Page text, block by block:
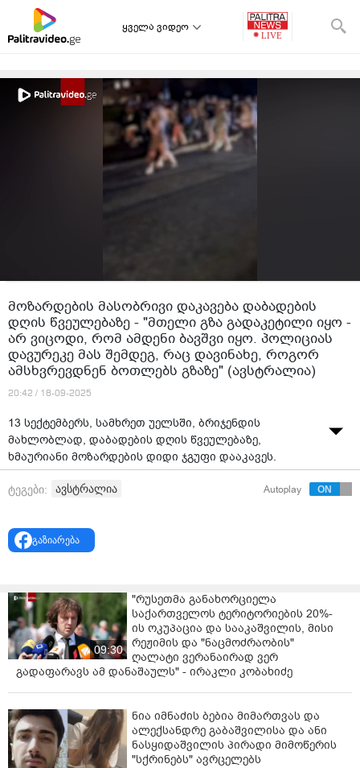
ყველა ვიდეო
მოზარდების მასობრივი დაკავება დაბადების
დღის წვეულებაზე - "მთელი გზა გადაკეტილი იყო -
არ ვიცოდი, რომ ამდენი ბავშვი იყო. პოლიციას
დავურეკე მას შემდეგ, რაც დავინახე, როგორ
ამსხვრევდნენ ბოთლებს გზაზე" (ავსტრალია)
20:42 / 18-09-2025
13 სექტემბერს, სამხრეთ უელსში, ბრიჯენდის
მახლობლად, დაბადების დღის წვეულებაზე,
ხმაურიანი მოზარდების დიდი ჯგუფი დააკავეს.
შაბათს ღამით, საცხოვრებელ სახლში 100-ზე მეტი
„ქუჩაში ბოთლებს ისროდნენ.
42 წლის ჯეინ ლიუელინმა, რომელიც ქაოსს საკუთარი
ეზოდან უყურებდა, ეს სცენა „სრული ქაოსის“ სახელით
აღწერა.
„მთელი გზა გადაკეტილი იყო - არ ვიცოდი, რომ
ამდენი ბავშვი იყო. პოლიციას დავურეკე მას შემდეგ,
რაც დავინახე, როგორ ამსხვრევდნენ ბოთლებს
გზაზე,“ - ამბობს თვითმხილველი.
ტეგები: ავსტრალია Autoplay
გაზიარება
09:30
"რუსეთმა განახორციელა
საქართველოს ტერიტორიების 20%-
ის ოკუპაცია და სააკაშვილის, მისი
რეჟიმის და "ნაცმოძრაობის"
ღალატი ვერანაირად ვერ
გადაფარავს ამ დანაშაულს" - ირაკლი კობახიძე
ნია იმნაძის ბებია მიმართვას და
ალექსანდრე გაბაშვილისა და ანი
ნასყიდაშვილის პირადი მიმოწერის
"სქრინებს" ავრცელებს